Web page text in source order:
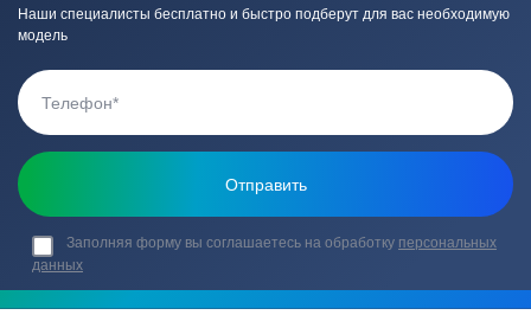
Наши специалисты бесплатно и быстро подберут для вас необходимую
модель
Заполняя форму вы соглашаетесь на обработку персональных
данных